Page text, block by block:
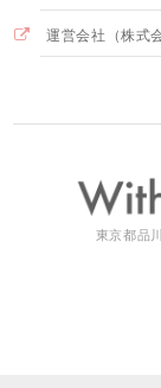
運営会社（株式
東京都品